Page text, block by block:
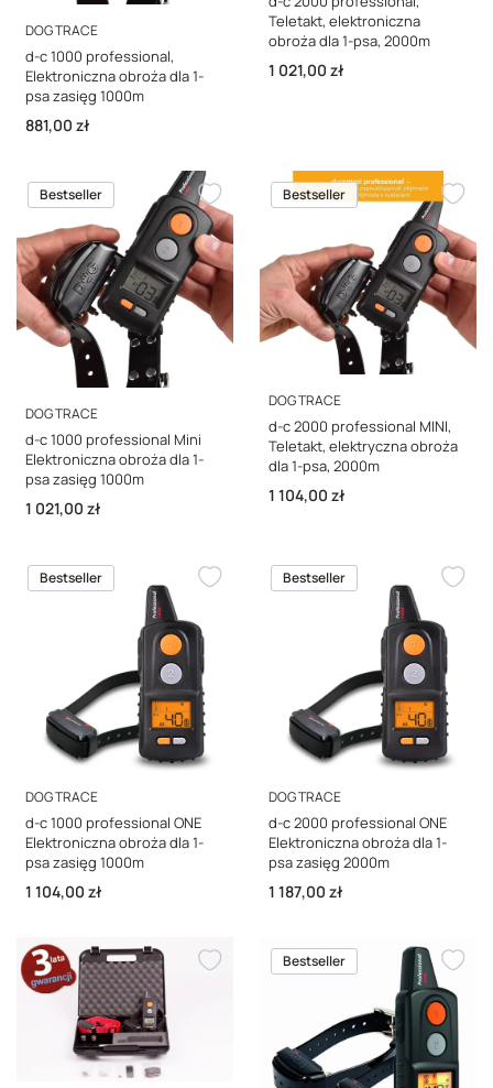
PRODUCENT
DOG TRACE
d-c 1000 professional,
Elektroniczna obroża dla 1-
psa zasięg 1000m
Cena
881,00 zł
Teletakt, elektroniczna
obroża dla 1-psa, 2000m
Cena
1 021,00 zł
Bestseller
PRODUCENT
DOG TRACE
d-c 1000 professional Mini
Elektroniczna obroża dla 1-
psa zasięg 1000m
Cena
1 021,00 zł
Bestseller
PRODUCENT
DOG TRACE
d-c 2000 professional MINI,
Teletakt, elektryczna obroża
dla 1-psa, 2000m
Cena
1 104,00 zł
Bestseller
PRODUCENT
DOG TRACE
d-c 1000 professional ONE
Elektroniczna obroża dla 1-
psa zasięg 1000m
Cena
1 104,00 zł
Bestseller
PRODUCENT
DOG TRACE
d-c 2000 professional ONE
Elektroniczna obroża dla 1-
psa zasięg 2000m
Cena
1 187,00 zł
Bestseller